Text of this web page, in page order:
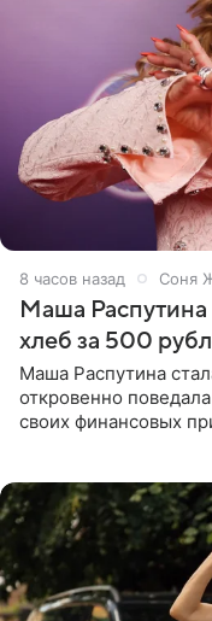
8 часов назад Соня
Маша Распутина
хлеб за 500
Маша Распутина
откровенно
своих финансовых